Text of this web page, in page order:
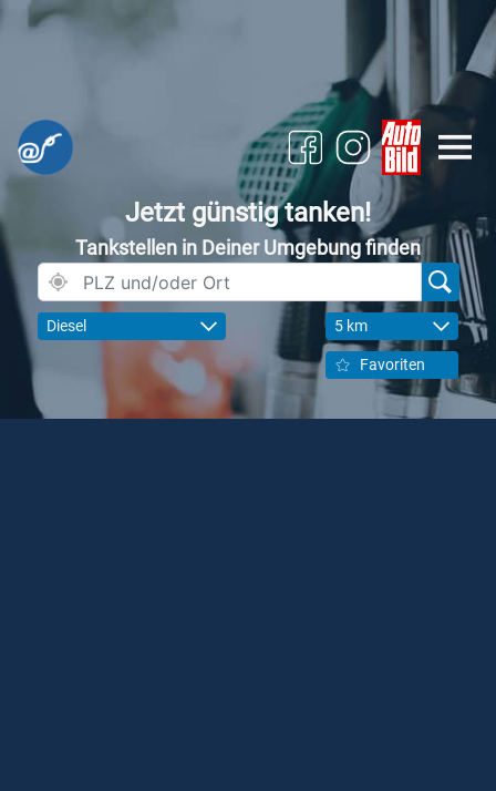
Jetzt günstig tanken!
Tankstellen in Deiner Umgebung finden
Diesel 5 km
Favoriten